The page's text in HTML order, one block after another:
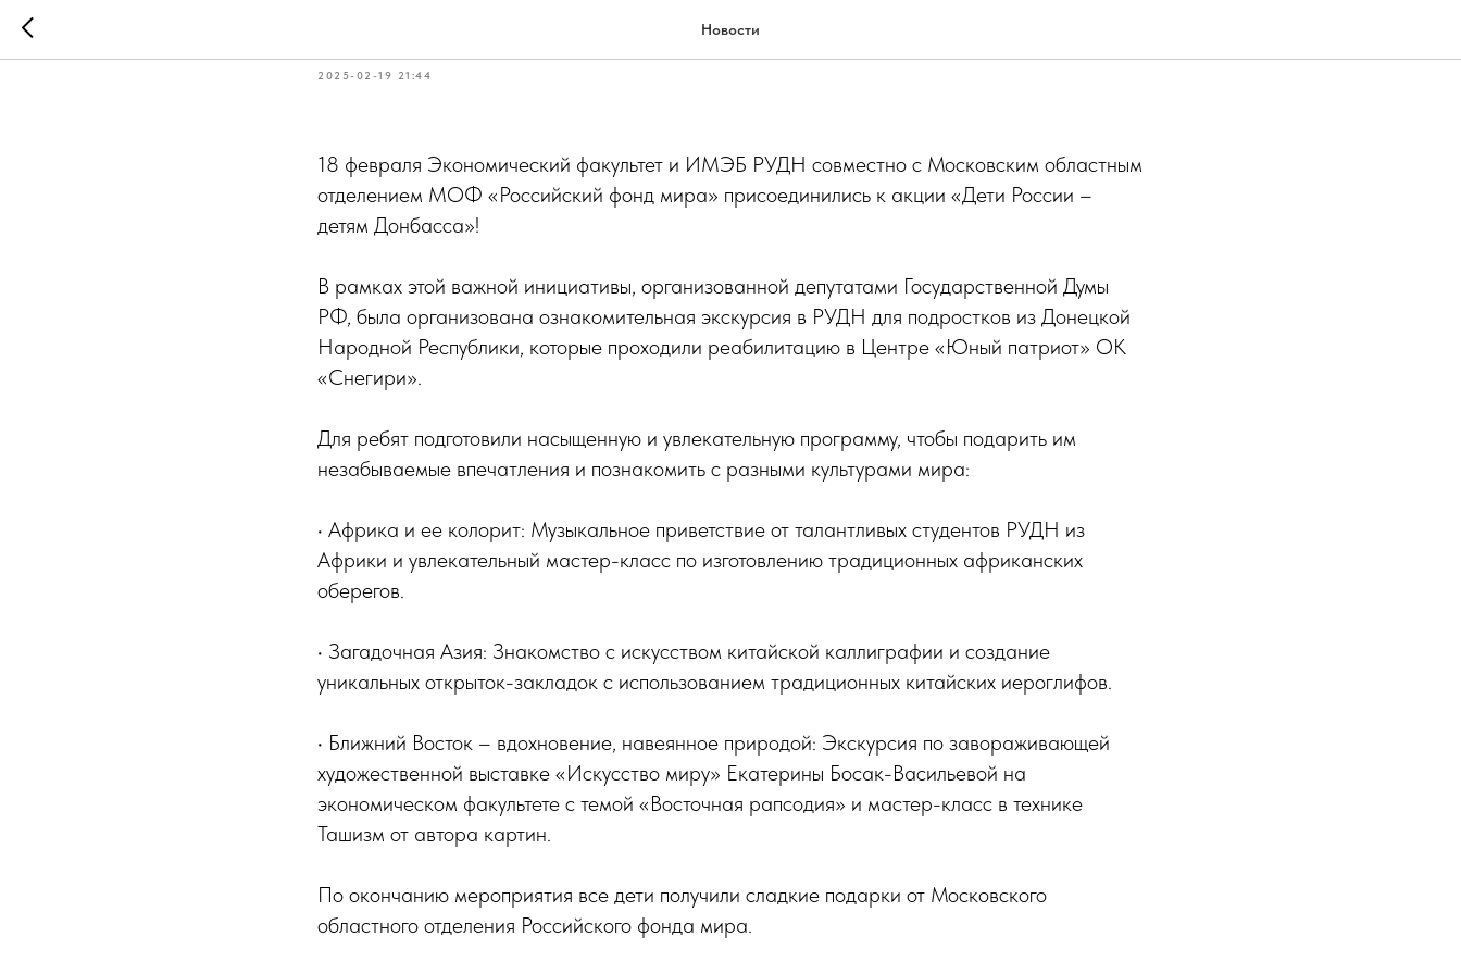
Новости
«Дети России – детям Донбасса»!
2025-02-19 21:44
18 февраля Экономический факультет и ИМЭБ РУДН совместно с Московским областным
отделением МОФ «Российский фонд мира» присоединились к акции «Дети России –
детям Донбасса»!
В рамках этой важной инициативы, организованной депутатами Государственной Думы
РФ, была организована ознакомительная экскурсия в РУДН для подростков из Донецкой
Народной Республики, которые проходили реабилитацию в Центре «Юный патриот» ОК
«Снегири».
Для ребят подготовили насыщенную и увлекательную программу, чтобы подарить им
незабываемые впечатления и познакомить с разными культурами мира:
• Африка и ее колорит: Музыкальное приветствие от талантливых студентов РУДН из
Африки и увлекательный мастер-класс по изготовлению традиционных африканских
оберегов.
• Загадочная Азия: Знакомство с искусством китайской каллиграфии и создание
уникальных открыток-закладок с использованием традиционных китайских иероглифов.
• Ближний Восток – вдохновение, навеянное природой: Экскурсия по завораживающей
художественной выставке «Искусство миру» Екатерины Босак-Васильевой на
экономическом факультете с темой «Восточная рапсодия» и мастер-класс в технике
Ташизм от автора картин.
По окончанию мероприятия все дети получили сладкие подарки от Московского
областного отделения Российского фонда мира.